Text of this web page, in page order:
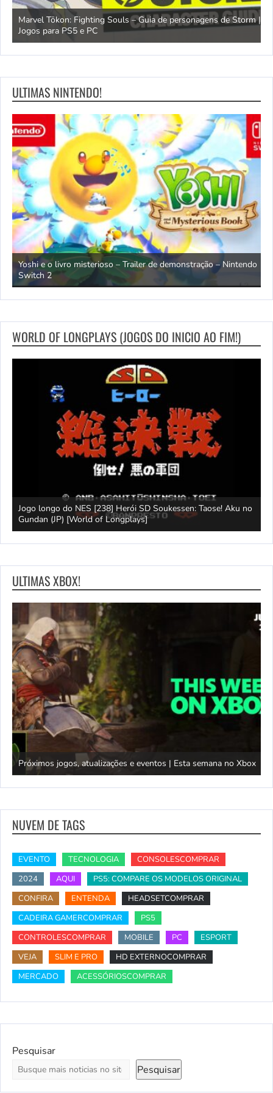
Marvel Tōkon: Fighting Souls – Guia de personagens de Storm |
Jogos para PS5 e PC
ULTIMAS NINTENDO!
ao Yoshi e o livro misterioso – Trailer de demonstração – Nintendo
Switch 2
WORLD OF LONGPLAYS (JOGOS DO INICIO AO FIM!)
Jogo longo do NES [238] Herói SD Soukessen: Taose! Aku no
Gundan (JP) [World of Longplays]
ULTIMAS XBOX!
Próximos jogos, atualizações e eventos | Esta semana no Xbox
NUVEM DE TAGS
EVENTO TECNOLOGIA
CONSOLESCOMPRAR
2024
AQUI
PS5: COMPARE OS MODELOS ORIGINAL
CONFIRA
ENTENDA
HEADSETCOMPRAR
CADEIRA GAMERCOMPRAR
PS5
CONTROLESCOMPRAR
MOBILE PC
ESPORT
VEJA
SLIM E PRO
HD EXTERNOCOMPRAR
MERCADO
ACESSÓRIOSCOMPRAR
Pesquisar
Pesquisar